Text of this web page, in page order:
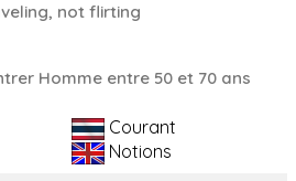
not flirting
Homme entre 50 et 70 ans
Courant
Notions